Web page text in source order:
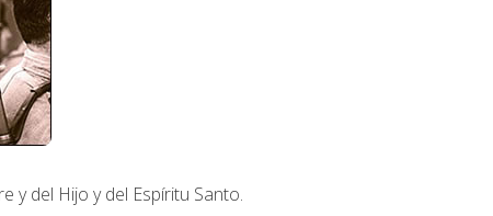
y del Hijo y del Espíritu Santo.